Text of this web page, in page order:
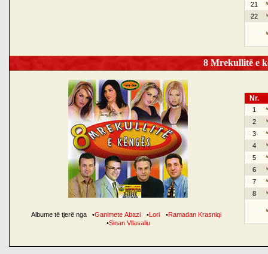
21
22
8 Mrekullitë e
Albume të tjerë nga •Ganimete Abazi •Lori •Ramadan Krasniqi
•Sinan Vllasaliu
Nr.
1
2
3
4
5
6
7
8